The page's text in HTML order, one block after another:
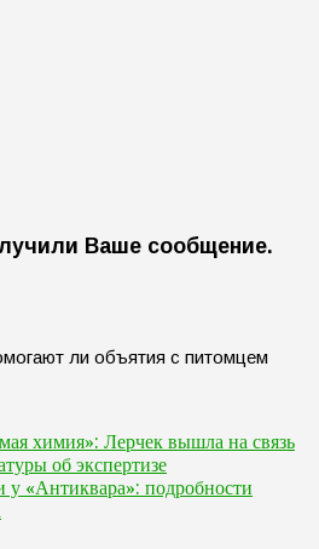
Ваше сообщение.
химия»: Лерчек вышла на связь
об экспертизе
«Антиквара»: подробности